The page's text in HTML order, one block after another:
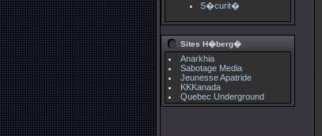
S�curit�
Sites H�berg�
Anarkhia
Sabotage Media
Jeunesse Apatride
KKKanada
Quebec Underground